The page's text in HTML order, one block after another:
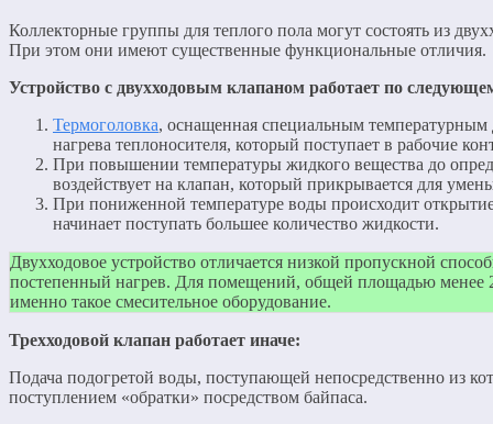
Коллекторные группы для теплого пола могут состоять из
При этом они имеют существенные функциональные отличия.
Устройство с двухходовым клапаном работает по
Термоголовка, оснащенная специальным температурным
нагрева теплоносителя, который поступает в рабочие
При повышении температуры жидкого вещества до
воздействует на клапан, который прикрывается для
При пониженной температуре воды происходит открытие
начинает поступать большее количество жидкости.
Двухходовое устройство отличается низкой пропускной
постепенный нагрев. Для помещений, общей площадью менее
именно такое смесительное оборудование.
Трехходовой клапан работает иначе:
Подача подогретой воды, поступающей непосредственно из
поступлением «обратки» посредством байпаса.